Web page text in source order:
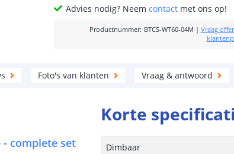
Advies nodig? Neemcontact met ons op!
Productnummer: BTCS-WT60-04M | Vraag
Foto's van klanten Vraag & antwoord
complete set
Korte
Dimbaar